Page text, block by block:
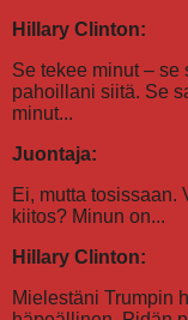
Hillary Clinton:
Se tekee minut – se
pahoillani siitä. Se
minut...
Juontaja:
Ei, mutta tosissaan.
kiitos? Minun on...
Hillary Clinton:
Mielestäni Trumpin